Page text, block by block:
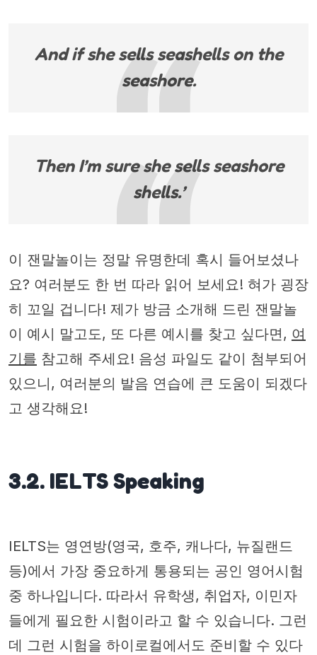
And if she sells seashells on the
seashore.
Then I’m sure she sells seashore
shells.’
이 잰말놀이는 정말 유명한데 혹시 들어보셨나
요? 여러분도 한 번 따라 읽어 보세요! 혀가 굉장
히 꼬일 겁니다! 제가 방금 소개해 드린 잰말놀
이 예시 말고도, 또 다른 예시를 찾고 싶다면, 여
기를 참고해 주세요! 음성 파일도 같이 첨부되어
있으니, 여러분의 발음 연습에 큰 도움이 되겠다
고 생각해요!
3.2. IELTS Speaking
IELTS는 영연방(영국, 호주, 캐나다, 뉴질랜드
등)에서 가장 중요하게 통용되는 공인 영어시험
중 하나입니다. 따라서 유학생, 취업자, 이민자
들에게 필요한 시험이라고 할 수 있습니다. 그런
데 그런 시험을 하이로컬에서도 준비할 수 있다